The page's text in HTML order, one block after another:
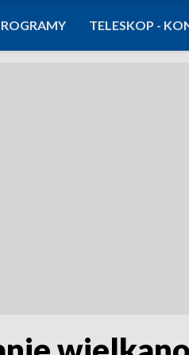
TELESKOP -